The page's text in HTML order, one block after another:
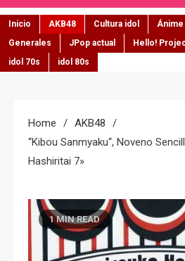
Inicio AKB48 Cultura idol
Generales
JPop actual Hello!
idol 70s
idol 80s
Home
AKB48
“Kibou Sanmyaku“, Noveno
Hashiritai 7»
1 MIN READ